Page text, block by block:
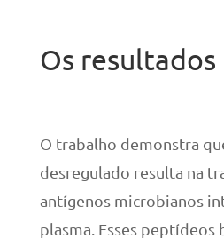
Os resultados
O trabalho demonstra
desregulado resulta na
antígenos microbianos
plasma. Esses peptídeos